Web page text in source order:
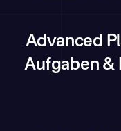
Advanced
Aufgaben &